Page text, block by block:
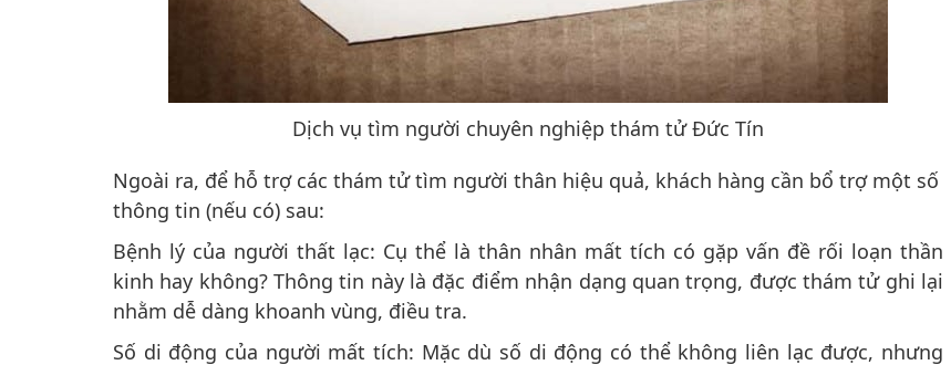
Dịch vụ tìm người chuyên nghiệp thám tử Đức Tín
Ngoài ra, để hỗ trợ các thám tử tìm người thân hiệu quả, khách hàng cần bổ trợ một số
thông tin (nếu có) sau:
Bệnh lý của người thất lạc: Cụ thể là thân nhân mất tích có gặp vấn đề rối loạn thần
kinh hay không? Thông tin này là đặc điểm nhận dạng quan trọng, được thám tử ghi lại
nhằm dễ dàng khoanh vùng, điều tra.
Số di động của người mất tích: Mặc dù số di động có thể không liên lạc được, nhưng